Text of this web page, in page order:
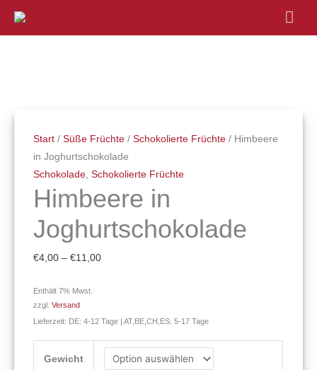
Start /Süße Früchte /Schokolierte Früchte / Himbeere
in Joghurtschokolade
Schokolade ,Schokolierte Früchte
Himbeere in
Joghurtschokolade
€4,00 –€11,00
€11,00
Enthält 7% Mwst.
zzgl.Versand
Lieferzeit: DE: 4-12 Tage | AT,BE,CH,ES: 5-17 Tage
Gewicht
Menge